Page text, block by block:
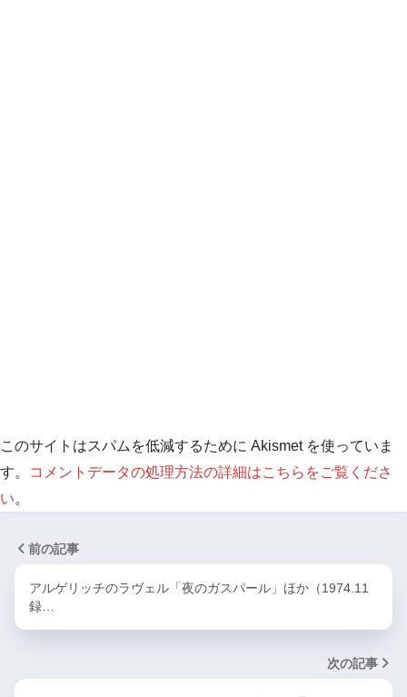
このサイトはスパムを低減するために Akismet を使っていま
す。
コメントデータの処理方法の詳細はこちらをご覧くださ
い。
前の記事
アルゲリッチのラヴェル「夜のガスパール」ほか（1974.11
録…
次の記事